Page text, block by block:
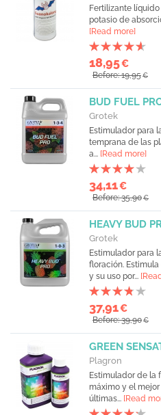
Fertilizante líquido
potasio de
[Read more]
18,95€
Before: 19,95€
BUD FUEL
Grotek
Estimulador para
temprana de las
a... [Read more]
34,11€
Before: 35,90€
HEAVY BUD
Grotek
Estimulador para
floración.
y su uso por...
37,91€
Before: 39,90€
GREEN
Plagron
Estimulador de la
máximo y el mejor
últimas... [Read